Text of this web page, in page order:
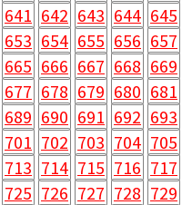
641 642 643 644 645
653 654 655 656 657
665 666 667 668 669
677 678 679 680 681
689 690 691 692 693
701 702 703 704 705
713 714 715 716 717
725 726 727 728 729